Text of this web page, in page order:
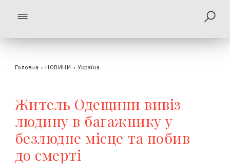
Головна › НОВИНИ › Україна
Житель Одещини вивіз
людину в багажнику у
безлюдне місце та побив
до смерті